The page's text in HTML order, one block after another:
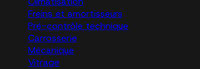
Freins et amortisseurs
Pré-contrôle technique
Carrosserie
Mécanique
Vitrage